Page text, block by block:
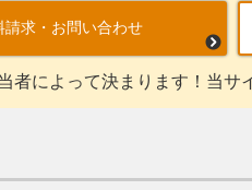
請求・お問い合わせ
者によって決まります！当サ